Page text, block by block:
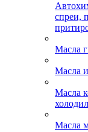
спреи,
Масла
Масла
Масла
Масла